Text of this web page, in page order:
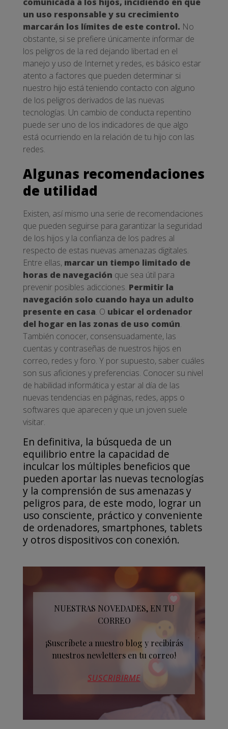
un uso responsable y su crecimiento
marcarán los límites de este control. No
obstante, si se prefiere únicamente informar de
los peligros de la red dejando libertad en el
manejo y uso de Internet y redes, es básico estar
atento a factores que pueden determinar si
nuestro hijo está teniendo contacto con alguno
de los peligros derivados de las nuevas
tecnologías. Un cambio de conducta repentino
puede ser uno de los indicadores de que algo
está ocurriendo en la relación de tu hijo con las
redes.
Algunas recomendaciones
de utilidad
Existen, así mismo una serie de recomendaciones
que pueden seguirse para garantizar la seguridad
de los hijos y la confianza de los padres al
respecto de estas nuevas amenazas digitales.
Entre ellas, marcar un tiempo limitado de
horas de navegación que sea útil para
prevenir posibles adicciones. Permitir la
navegación solo cuando haya un adulto
presente en casa. O ubicar el ordenador
del hogar en las zonas de uso común.
También conocer, consensuadamente, las
cuentas y contraseñas de nuestros hijos en
correo, redes y foro. Y por supuesto, saber cuáles
son sus aficiones y preferencias. Conocer su nivel
de habilidad informática y estar al día de las
nuevas tendencias en páginas, redes, apps o
softwares que aparecen y que un joven suele
visitar.
En definitiva, la búsqueda de un
equilibrio entre la capacidad de
inculcar los múltiples beneficios que
pueden aportar las nuevas tecnologías
y la comprensión de sus amenazas y
peligros para, de este modo, lograr un
uso consciente, práctico y conveniente
de ordenadores, smartphones, tablets
y otros dispositivos con conexión.
NUESTRAS NOVEDADES, EN TU
CORREO
¡Suscríbete a nuestro blog y recibirás
nuestros newletters en tu correo!
SUSCRIBIRME